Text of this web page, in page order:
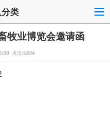
类
牧业博览会邀请函
点击:5894